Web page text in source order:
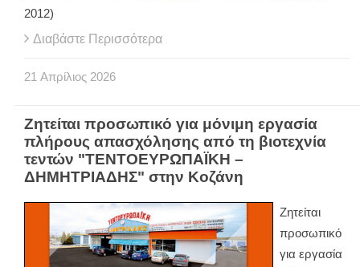
2012)
Διαβάστε Περισσότερα
21 Απρίλιος 2026
Ζητείται προσωπικό για μόνιμη εργασία
πλήρους απασχόλησης από τη βιοτεχνία
τεντών "ΤΕΝΤΟΕΥΡΩΠΑΪΚΗ –
ΔΗΜΗΤΡΙΑΔΗΣ" στην Κοζάνη
Ζητείται
προσωπικό
για εργασία